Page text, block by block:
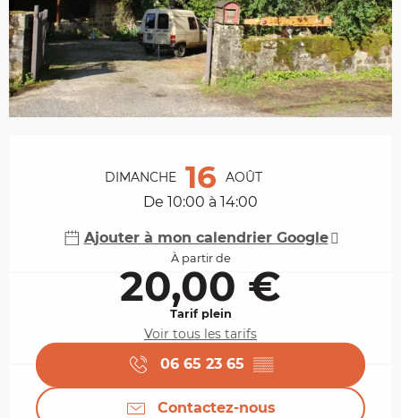
DIMANCHE 16 AOÛT
De 10:00 à 14:00
Ajouter à mon calendrier Google
À partir de
20,00 €
Tarif plein
Voir tous les tarifs
06 65 23 65 ▒▒
Contactez-nous